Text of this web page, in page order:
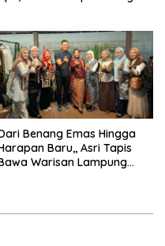
Benang Emas Hingga
Baru,, Asri Tapis
Warisan Lampung